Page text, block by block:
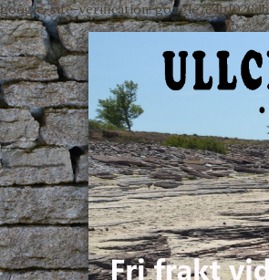
google-site-verification: